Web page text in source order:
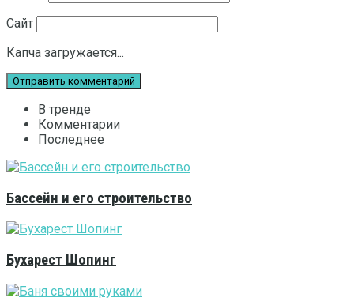
Сайт
Капча загружается...
В тренде
Комментарии
Последнее
Бассейн и его строительство
Бухарест Шопинг